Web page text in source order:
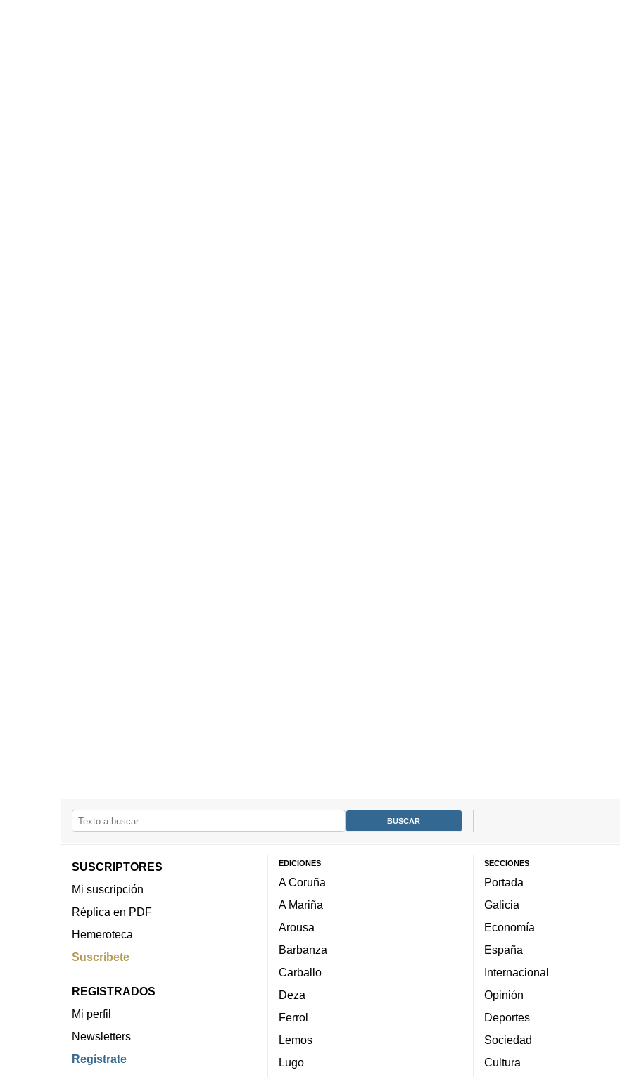
SUSCRIPTORES
Mi suscripción
Réplica en PDF
Hemeroteca
Suscríbete
REGISTRADOS
Mi perfil
Newsletters
Regístrate
EDICIONES
A Coruña
A Mariña
Arousa
Barbanza
Carballo
Deza
Ferrol
Lemos
Lugo
SECCIONES
Portada
Galicia
Economía
España
Internacional
Opinión
Deportes
Sociedad
Cultura